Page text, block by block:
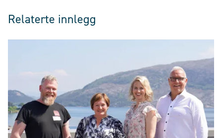
Relaterte innlegg